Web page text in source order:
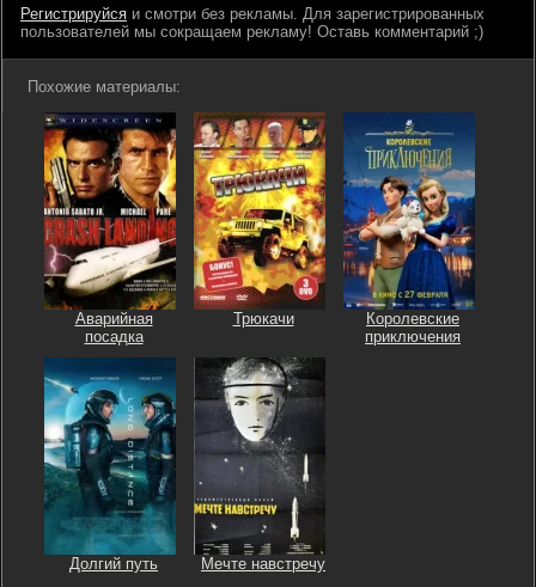
Регистрируйся и смотри без рекламы. Для зарегистрированных
пользователей мы сокращаем рекламу! Оставь комментарий ;)
Похожие материалы:
Аварийная
посадка
Трюкачи
Королевские
приключения
Долгий путь Мечте навстречу